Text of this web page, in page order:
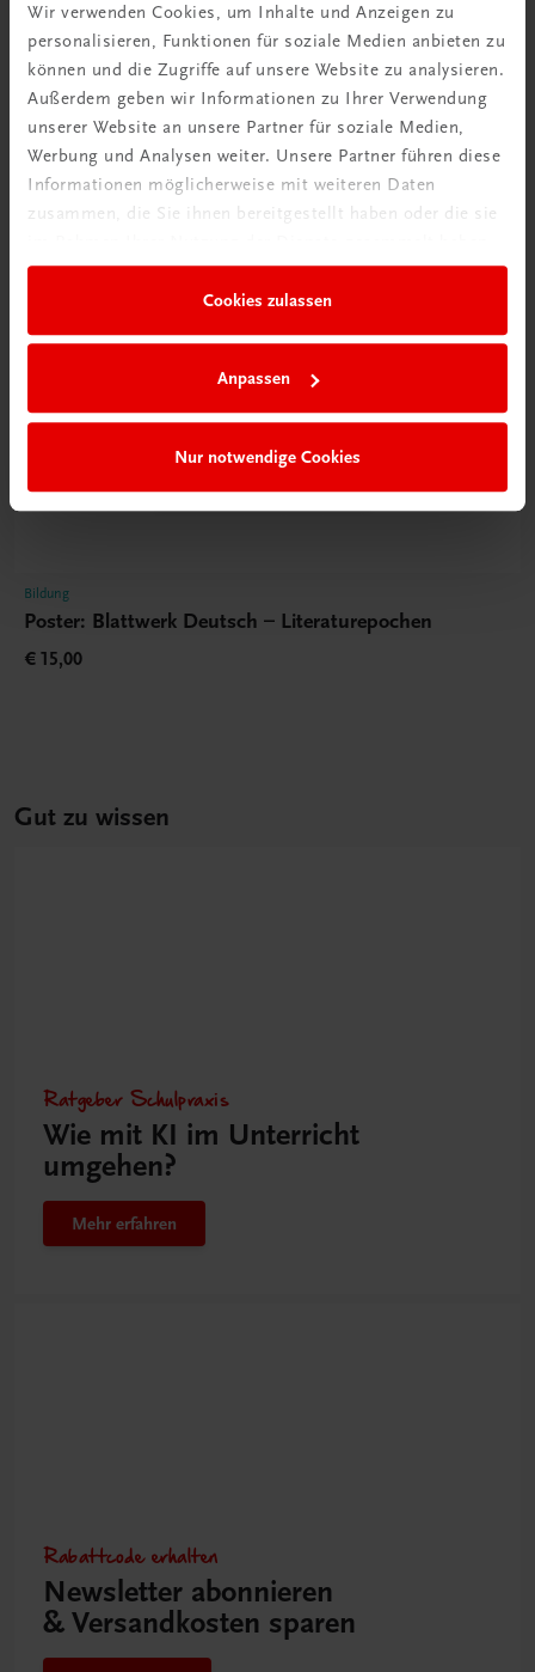
Wir verwenden Cookies, um Inhalte und Anzeigen zu
personalisieren, Funktionen für soziale Medien anbieten zu
können und die Zugriffe auf unsere Website zu analysieren.
Außerdem geben wir Informationen zu Ihrer Verwendung
unserer Website an unsere Partner für soziale Medien,
Werbung und Analysen weiter. Unsere Partner führen diese
Informationen möglicherweise mit weiteren Daten
zusammen, die Sie ihnen bereitgestellt haben oder die sie
Cookies zulassen
Anpassen
Nur notwendige Cookies
Poster
Bildung
Poster: Blattwerk Deutsch – Literaturepochen
€ 15,00
Gut zu wissen
Ratgeber Schulpraxis
Wie mit KI im Unterricht
umgehen?
Mehr erfahren
Rabattcode erhalten
Newsletter abonnieren
& Versandkosten sparen